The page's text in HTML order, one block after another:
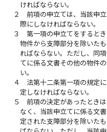
ければならない。
２
前項の申立ては、当該申
際にしなければならない。
３
第一項の申立てをすると
物件から支障部分を除いた
ればならない。ただし、同
てに係る文書その他の物件
い。
４
法第十二条第一項の規定
定しなければならない。
５
前項の決定があったとき
なく、当該申立てに係る文
定された支障部分を除いた